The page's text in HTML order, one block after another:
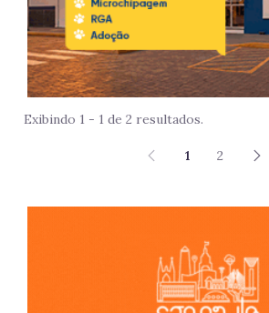
Exibindo 1 - 1 de 2 resultados.
1 2